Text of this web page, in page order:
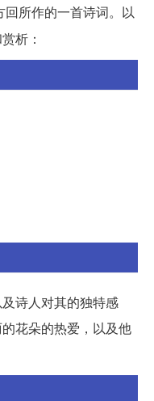
回所作的一首诗词。以
析：
诗人对其的独特感
花朵的热爱，以及他